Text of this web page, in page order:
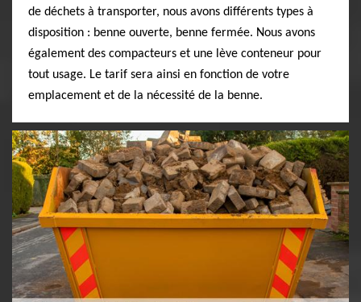
de déchets à transporter, nous avons différents types à
disposition : benne ouverte, benne fermée. Nous avons
également des compacteurs et une lève conteneur pour
tout usage. Le tarif sera ainsi en fonction de votre
emplacement et de la nécessité de la benne.